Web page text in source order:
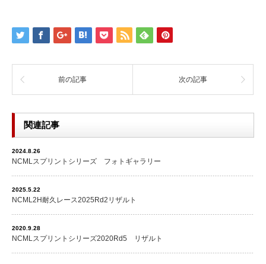
前の記事 次の記事
関連記事
2024.8.26
NCMLスプリントシリーズ フォトギャラリー
2025.5.22
NCML2H耐久レース2025Rd2リザルト
2020.9.28
NCMLスプリントシリーズ2020Rd5 リザルト